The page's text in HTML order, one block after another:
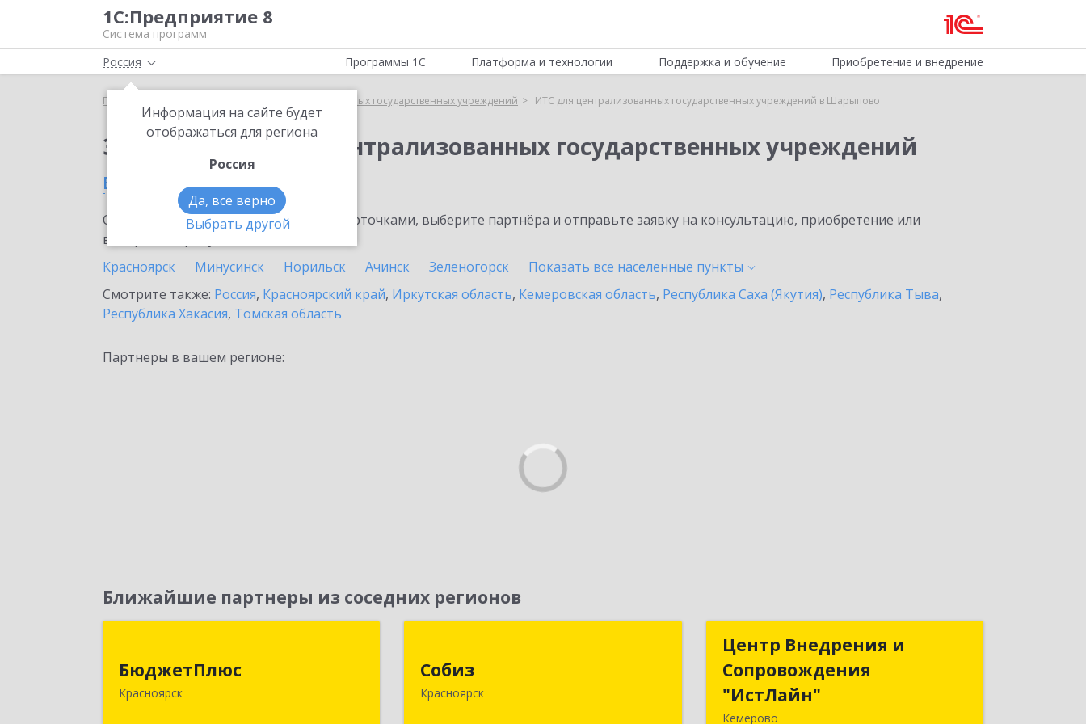
1С:Предприятие 8
Система программ
Россия
Информация на сайте будет
отображаться для региона
Россия
Да, все верно
Выбрать другой
Программы 1С Платформа и технологии Поддержка и обучение Приобретение и внедрение
Главная ИТС для централизованных государственных учреждений ИТС для централизованных государственных учреждений в Шарыпово
Заказать ИТС для централизованных государственных учреждений
в Шарыпово
Ознакомьтесь с информационными карточками, выберите партнёра и отправьте заявку на консультацию, приобретение или
внедрение продукта.
Красноярск
Минусинск Норильск Ачинск Зеленогорск Показать все населенные пункты
Смотрите также: Россия, Красноярский край, Иркутская область, Кемеровская область, Республика Саха (Якутия), Республика Тыва,
Республика Хакасия, Томская область
Партнеры в вашем регионе:
Ближайшие партнеры из соседних регионов
БюджетПлюс
Красноярск
Красноярск г, Телевизорная ул, дом №
Собиз
Красноярск
Красноярск г, Ладо Кецховели ул, дом
Центр Внедрения и
Сопровождения
"ИстЛайн"
Кемерово
Центр Внедрения и
Сопровождения